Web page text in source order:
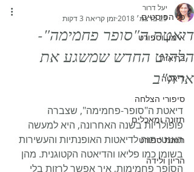
כל הפוסטים
אימון וספורט
בריאות
דיאטה
סיפורי הצלחה
תזונה ומאכלים
תזונת ספורט
הריון ולידה
דיאטת ה"סופר פחמימה"-
הלהיט החדש שמשגע את
ארה"ב
יעל דרור
29 בדצמ׳ 2018
זמן קריאה 3 דקות
דיאטת ה"סופר-פחמימה", שצברה
פופולריות בשנה האחרונה, היא למעשה
האנטי תזה לדיאטות האופנתיות והעשירות
בשומן כמו פליאו והדיאטה הקטוגנית. מהן
הסופר פחמימות, איך אפשר לרזות בלי